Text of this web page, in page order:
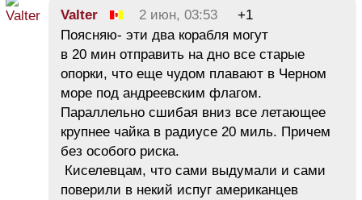
Valter 2 июн, 03:53
+1
Поясняю- эти два корабля могут
в 20 мин отправить на дно все старые
опорки, что еще чудом плавают в Черном
море под андреевским флагом.
Параллельно сшибая вниз все летающее
крупнее чайка в радиусе 20 миль. Причем
без особого риска.
Киселевцам, что сами выдумали и сами
поверили в некий испуг американцев